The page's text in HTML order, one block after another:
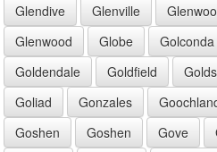
Glendive
Glenville
Glenwood
Globe Golconda
Goldendale
Goldfield
Goliad
Gonzales
Goshen
Goshen Gove